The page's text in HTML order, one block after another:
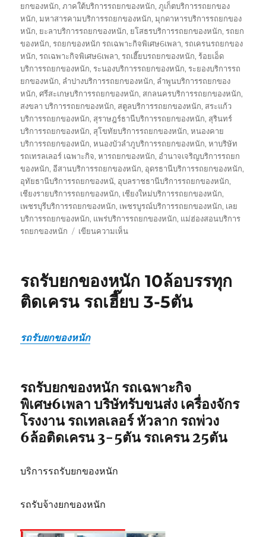
ยกของหนัก,ภาคใต้บริการรถยกของหนัก,ภูเก็ตบริการรถยกของ
หนัก,มหาสารคามบริการรถยกของหนัก,มุกดาหารบริการรถยกของ
หนัก, ยะลาบริการรถยกของหนัก, ยโสธรบริการรถยกของหนัก,รถยก
ของหนัก,รถยกของหนัก รถเฉพาะกิจพิเศษ6เพลา,รถเครนรถยกของ
หนัก,รถเฉพาะกิจพิเศษ6เพลา,รถเฮี๊ยบรถยกของหนัก,ร้อยเอ็ด
บริการรถยกของหนัก,ระนองบริการรถยกของหนัก,ระยองบริการรถ
ยกของหนัก, ลำปางบริการรถยกของหนัก, ลำพูนบริการรถยกของ
หนัก,ศรีสะเกษบริการรถยกของหนัก, สกลนครบริการรถยกของหนัก,
สงขลา บริการรถยกของหนัก, สตูลบริการรถยกของหนัก, สระแก้ว
บริการรถยกของหนัก, สุราษฎร์ธานีบริการรถยกของหนัก, สุรินทร์
บริการรถยกของหนัก, สุโขทัยบริการรถยกของหนัก,หนองคาย
บริการรถยกของหนัก,หนองบัวลำภูบริการรถยกของหนัก,หาบริษัท
รถเทรลเลอร์ เฉพาะกิจ,หารถยกของหนัก, อำนาจเจริญบริการรถยก
ของหนัก, อีสานบริการรถยกของหนัก, อุดรธานีบริการรถยกของหนัก,
อุทัยธานีบริการรถยกของหนั, อุบลราชธานีบริการรถยกของหนัก,
เชียงรายบริการรถยกของหนัก, เชียงใหม่บริการรถยกของหนัก,
เพชรบุรีบริการรถยกของหนัก, เพชรบูรณ์บริการรถยกของหนัก, เลย
บริการรถยกของหนัก, แพร่บริการรถยกของหนัก, แม่ฮ่องสอนบริการ
รถยกของหนัก
เขียนความเห็นบน
เลอ
รถ
รถรับยกของหนัก 10ล้อบรรทุก
ติดเครน รถเฮี๊ยบ 3-5ตัน
รถรับยกของหนัก
รถรับยกของหนัก รถเฉพาะกิจ
พิเศษ6เพลา บริษัทรับขนส่ง เครื่องจักร
โรงงาน รถเทลเลอร์ หัวลาก รถพ่วง
6ล้อติดเครน 3-5ตัน รถเครน 25ตัน
บริการรถรับยกของหนัก
รถรับจ้างยกของหนัก